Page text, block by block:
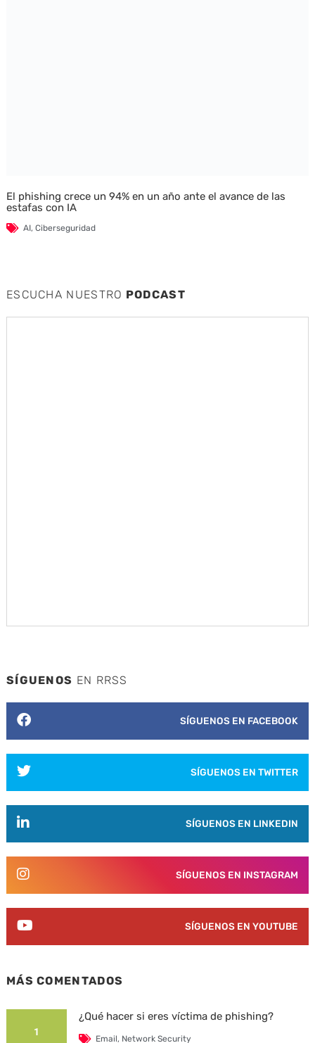
El phishing crece un 94% en un año ante el avance de las
estafas con IA
AI, Ciberseguridad
ESCUCHA NUESTRO PODCAST
SÍGUENOS EN RRSS
SÍGUENOS EN FACEBOOK
SÍGUENOS EN TWITTER
SÍGUENOS EN LINKEDIN
SÍGUENOS EN INSTAGRAM
SÍGUENOS EN YOUTUBE
MÁS COMENTADOS
1
¿Qué hacer si eres víctima de phishing?
Email, Network Security